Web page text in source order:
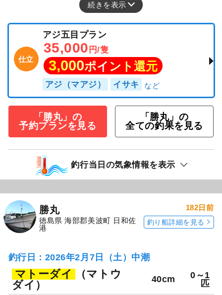
続きを表示
仕立
アジ五目プラン
35,000 円/隻
3,000ポイント還元
アジ（マアジ） イサキ
「勝丸」の
予約プランを見る
「勝丸」の
全ての釣果を見る
釣行当日の気象情報を表示
勝丸
徳島県 海部郡美波町 日和佐
港
182日前
釣り船詳細を見る
釣行日：2026年2月7日（土）中潮
マトーダイ
（マトウ
ダイ）
40cm
0～1
匹